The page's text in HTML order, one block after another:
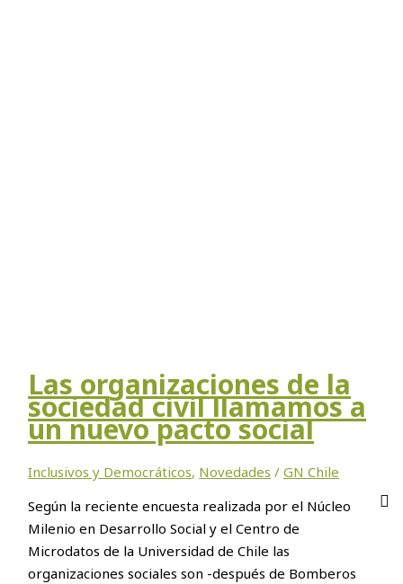
Las organizaciones de la
sociedad civil llamamos a
un nuevo pacto social
Inclusivos y Democráticos, Novedades /GN Chile
Según la reciente encuesta realizada por el Núcleo
Milenio en Desarrollo Social y el Centro de
Microdatos de la Universidad de Chile las
organizaciones sociales son -después de Bomberos